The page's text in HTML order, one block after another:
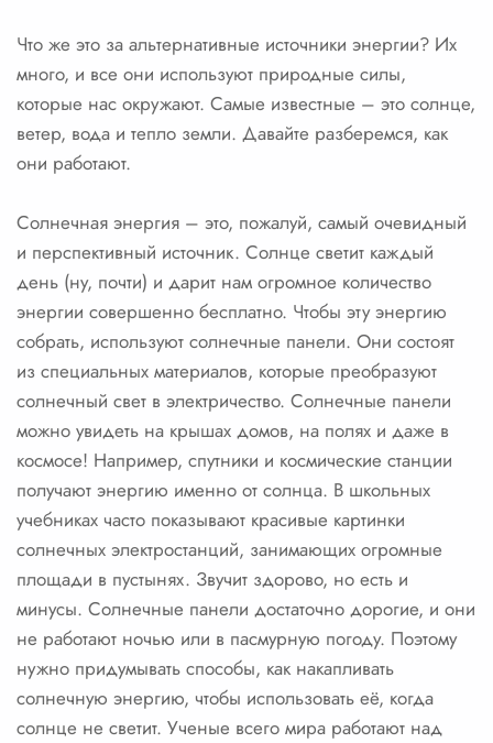
Что же это за альтернативные источники энергии? Их
много, и все они используют природные силы,
которые нас окружают. Самые известные – это солнце,
ветер, вода и тепло земли. Давайте разберемся, как
они работают.
Солнечная энергия – это, пожалуй, самый очевидный
и перспективный источник. Солнце светит каждый
день (ну, почти) и дарит нам огромное количество
энергии совершенно бесплатно. Чтобы эту энергию
собрать, используют солнечные панели. Они состоят
из специальных материалов, которые преобразуют
солнечный свет в электричество. Солнечные панели
можно увидеть на крышах домов, на полях и даже в
космосе! Например, спутники и космические станции
получают энергию именно от солнца. В школьных
учебниках часто показывают красивые картинки
солнечных электростанций, занимающих огромные
площади в пустынях. Звучит здорово, но есть и
минусы. Солнечные панели достаточно дорогие, и они
не работают ночью или в пасмурную погоду. Поэтому
нужно придумывать способы, как накапливать
солнечную энергию, чтобы использовать её, когда
солнце не светит. Ученые всего мира работают над